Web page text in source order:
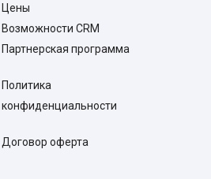
Цены
Возможности CRM
Партнерская программа
Политика
конфиденциальности
Договор оферта